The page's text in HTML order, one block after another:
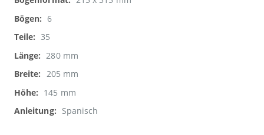
6
35
280 mm
205 mm
145 mm
Spanisch